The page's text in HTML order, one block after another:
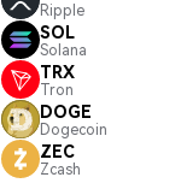
Ripple
SOL
Solana
TRX
Tron
DOGE
Dogecoin
ZEC
Zcash